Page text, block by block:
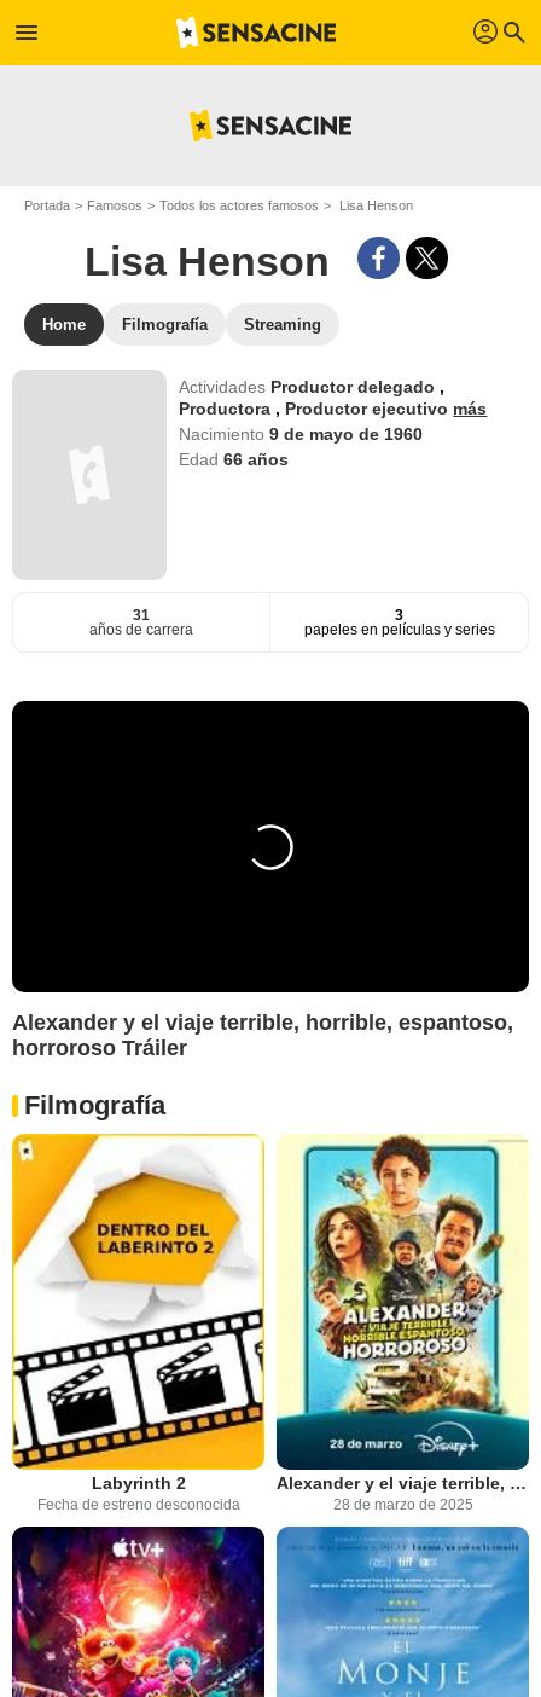
menu profil search
Portada Famosos Todos los actores famosos Lisa Henson
Lisa Henson
Home Filmografía Streaming
Actividades Productor delegado ,
Productora , Productor ejecutivo más
Nacimiento9 de mayo de 1960
Edad66 años
31
años de carrera
3
papeles en películas y series
Alexander y el viaje terrible, horrible, espantoso,
horroroso Tráiler
Filmografía
Labyrinth 2
Fecha de estreno desconocida
Alexander y el viaje terrible, horrible, espantoso, horroroso
28 de marzo de 2025